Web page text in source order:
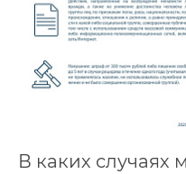
В каких случаях